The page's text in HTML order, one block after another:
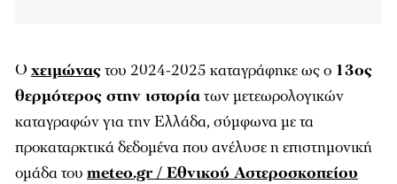
Ο χειμώναςτου 2024-2025 καταγράφηκε ως ο 13ος
θερμότερος στην ιστορίατων μετεωρολογικών
καταγραφών για την Ελλάδα, σύμφωνα με τα
προκαταρκτικά δεδομένα που ανέλυσε η επιστημονική
ομάδα του meteo.gr / Εθνικού Αστεροσκοπείου